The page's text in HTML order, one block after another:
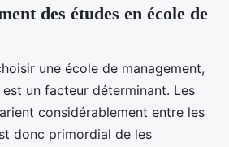
des études en école de
une école de management,
est un facteur déterminant. Les
considérablement entre les
donc primordial de les